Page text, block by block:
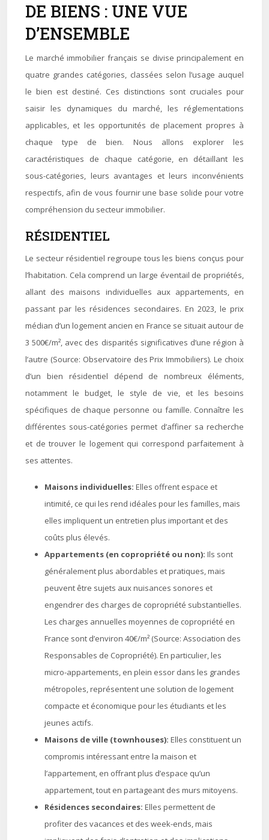
DE BIENS : UNE VUE
D’ENSEMBLE
Le marché immobilier français se divise principalement en
quatre grandes catégories, classées selon l’usage auquel
le bien est destiné. Ces distinctions sont cruciales pour
saisir les dynamiques du marché, les réglementations
applicables, et les opportunités de placement propres à
chaque type de bien. Nous allons explorer les
caractéristiques de chaque catégorie, en détaillant les
sous-catégories, leurs avantages et leurs inconvénients
respectifs, afin de vous fournir une base solide pour votre
compréhension du secteur immobilier.
RÉSIDENTIEL
Le secteur résidentiel regroupe tous les biens conçus pour
l’habitation. Cela comprend un large éventail de propriétés,
allant des maisons individuelles aux appartements, en
passant par les résidences secondaires. En 2023, le prix
médian d’un logement ancien en France se situait autour de
3 500€/m², avec des disparités significatives d’une région à
l’autre (Source: Observatoire des Prix Immobiliers). Le choix
d’un bien résidentiel dépend de nombreux éléments,
notamment le budget, le style de vie, et les besoins
spécifiques de chaque personne ou famille. Connaître les
différentes sous-catégories permet d’affiner sa recherche
et de trouver le logement qui correspond parfaitement à
ses attentes.
Maisons individuelles: Elles offrent espace et
intimité, ce qui les rend idéales pour les familles, mais
elles impliquent un entretien plus important et des
coûts plus élevés.
Appartements (en copropriété ou non): Ils sont
généralement plus abordables et pratiques, mais
peuvent être sujets aux nuisances sonores et
engendrer des charges de copropriété substantielles.
Les charges annuelles moyennes de copropriété en
France sont d’environ 40€/m² (Source: Association des
Responsables de Copropriété). En particulier, les
micro-appartements, en plein essor dans les grandes
métropoles, représentent une solution de logement
compacte et économique pour les étudiants et les
jeunes actifs.
Maisons de ville (townhouses): Elles constituent un
compromis intéressant entre la maison et
l’appartement, en offrant plus d’espace qu’un
appartement, tout en partageant des murs mitoyens.
Résidences secondaires: Elles permettent de
profiter des vacances et des week-ends, mais